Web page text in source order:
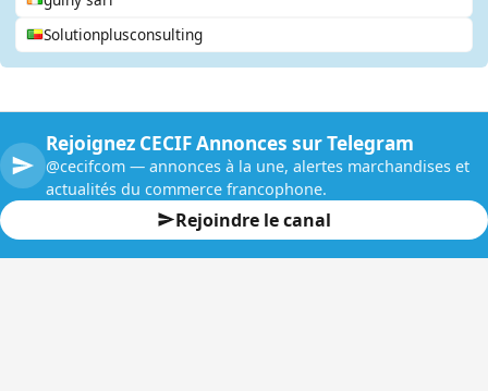
Solutionplusconsulting
Rejoignez CECIF Annonces sur Telegram
@cecifcom — annonces à la une, alertes marchandises et
actualités du commerce francophone.
Rejoindre le canal